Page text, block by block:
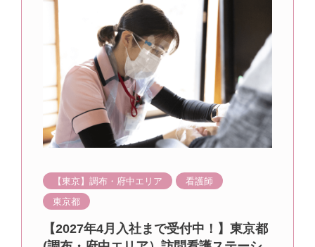
【東京】調布・府中エリア
看護師
東京都
【2027年4月入社まで受付中！】東京都